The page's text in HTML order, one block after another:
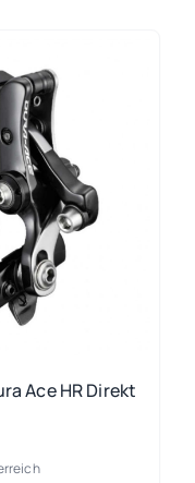
Ace HR Direkt